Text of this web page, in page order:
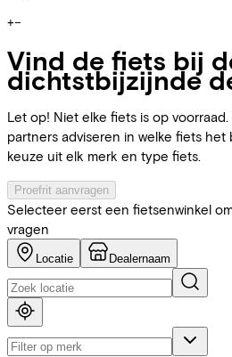
+−
Vind de fiets bij
dichtstbijzijnde
Let op! Niet elke fiets is op
partners adviseren in welke fiets
keuze uit elk merk en type fiets.
Proefrit aanvragen
Selecteer eerst een fietsenwinkel
vragen
Locatie Dealernaam